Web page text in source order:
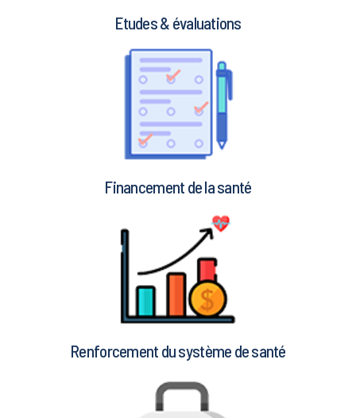
Etudes & évaluations
Financement de la santé
Renforcement du système de santé